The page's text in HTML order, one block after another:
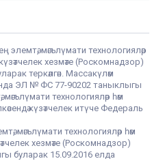
мәгълүмати технологияләр
хезмәте (Роскомнадзор)
теркәлгән. Массакүләм
ЭЛ № ФС 77-90202 таныклыгы
технологияләр һәм
күзәтчелек итүче Федераль
мәгълүмати технологияләр һәм
хезмәте (Роскомнадзор)
буларак 15.09.2016 елда